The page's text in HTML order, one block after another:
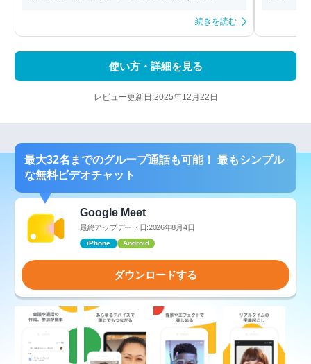
続きを読む
使い方・詳細を見る
レビュー更新日:2025年12月22日
最大32名までのグループ通話も可能！ 最もシンプル
な無料ビデオチャット
Google Meet
最終アップデート日:2026年8月4日
iPhone Android
ダウンロードする